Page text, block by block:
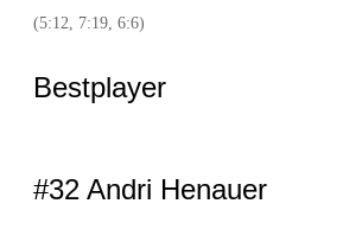
(5:12, 7:19, 6:6)
Bestplayer
#32 Andri Henauer